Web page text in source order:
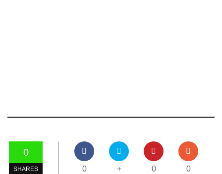
0
SHARES 0 + 0 0